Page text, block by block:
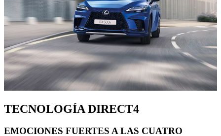
TECNOLOGÍA DIRECT4
EMOCIONES FUERTES A LAS CUATRO